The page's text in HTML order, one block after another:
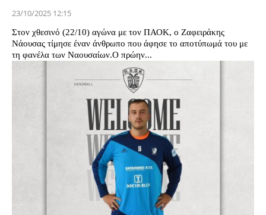
23/10/2025 12:15
Στον χθεσινό (22/10) αγώνα με τον ΠΑΟΚ, ο Ζαφειράκης
Νάουσας τίμησε έναν άνθρωπο που άφησε το αποτύπωμά του με
τη φανέλα των Ναουσαίων.Ο πρώην...